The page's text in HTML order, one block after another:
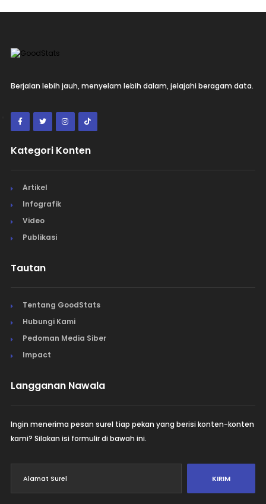
Berjalan lebih jauh, menyelam lebih dalam, jelajahi beragam data.
Kategori Konten
Artikel
Infografik
Video
Publikasi
Tautan
Tentang GoodStats
Hubungi Kami
Pedoman Media Siber
Impact
Langganan Nawala
Ingin menerima pesan surel tiap pekan yang berisi konten-konten
kami? Silakan isi formulir di bawah ini.
KIRIM